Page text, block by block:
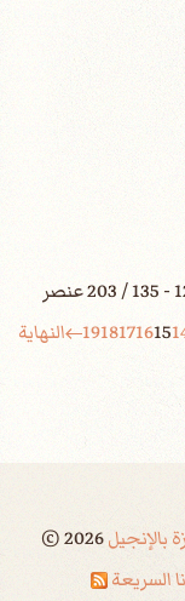
15
16
17
18
19 النهاية
بالإنجيل ©2026
السريعة